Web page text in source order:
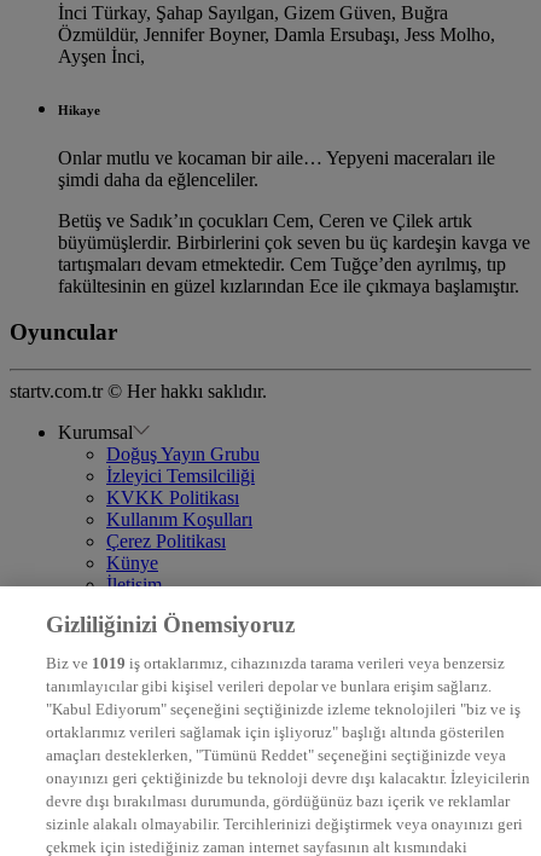
İnci Türkay, Şahap Sayılgan, Gizem Güven, Buğra
Özmüldür, Jennifer Boyner, Damla Ersubaşı, Jess Molho,
Ayşen İnci,
Hikaye
Onlar mutlu ve kocaman bir aile… Yepyeni maceraları ile
şimdi daha da eğlenceliler.
Betüş ve Sadık’ın çocukları Cem, Ceren ve Çilek artık
büyümüşlerdir. Birbirlerini çok seven bu üç kardeşin kavga ve
tartışmaları devam etmektedir. Cem Tuğçe’den ayrılmış, tıp
fakültesinin en güzel kızlarından Ece ile çıkmaya başlamıştır.
Oyuncular
startv.com.tr © Her hakkı saklıdır.
Kurumsal
Doğuş Yayın Grubu
İzleyici Temsilciliği
KVKK Politikası
Kullanım Koşulları
Çerez Politikası
Künye
İletişim
DYG Televizyonlar
STAR
EURO STAR
KRAL POP TV
DYG Radyolar
NTV RADYO
KRAL FM
KRAL POP
EKSEN
VOYAGE
Gizliliğinizi Önemsiyoruz
Biz ve 1019 iş ortaklarımız, cihazınızda tarama verileri veya benzersiz
tanımlayıcılar gibi kişisel verileri depolar ve bunlara erişim sağlarız.
"Kabul Ediyorum" seçeneğini seçtiğinizde izleme teknolojileri "biz ve iş
ortaklarımız verileri sağlamak için işliyoruz" başlığı altında gösterilen
amaçları desteklerken, "Tümünü Reddet" seçeneğini seçtiğinizde veya
onayınızı geri çektiğinizde bu teknoloji devre dışı kalacaktır. İzleyicilerin
devre dışı bırakılması durumunda, gördüğünüz bazı içerik ve reklamlar
sizinle alakalı olmayabilir. Tercihlerinizi değiştirmek veya onayınızı geri
çekmek için istediğiniz zaman internet sayfasının alt kısmındaki